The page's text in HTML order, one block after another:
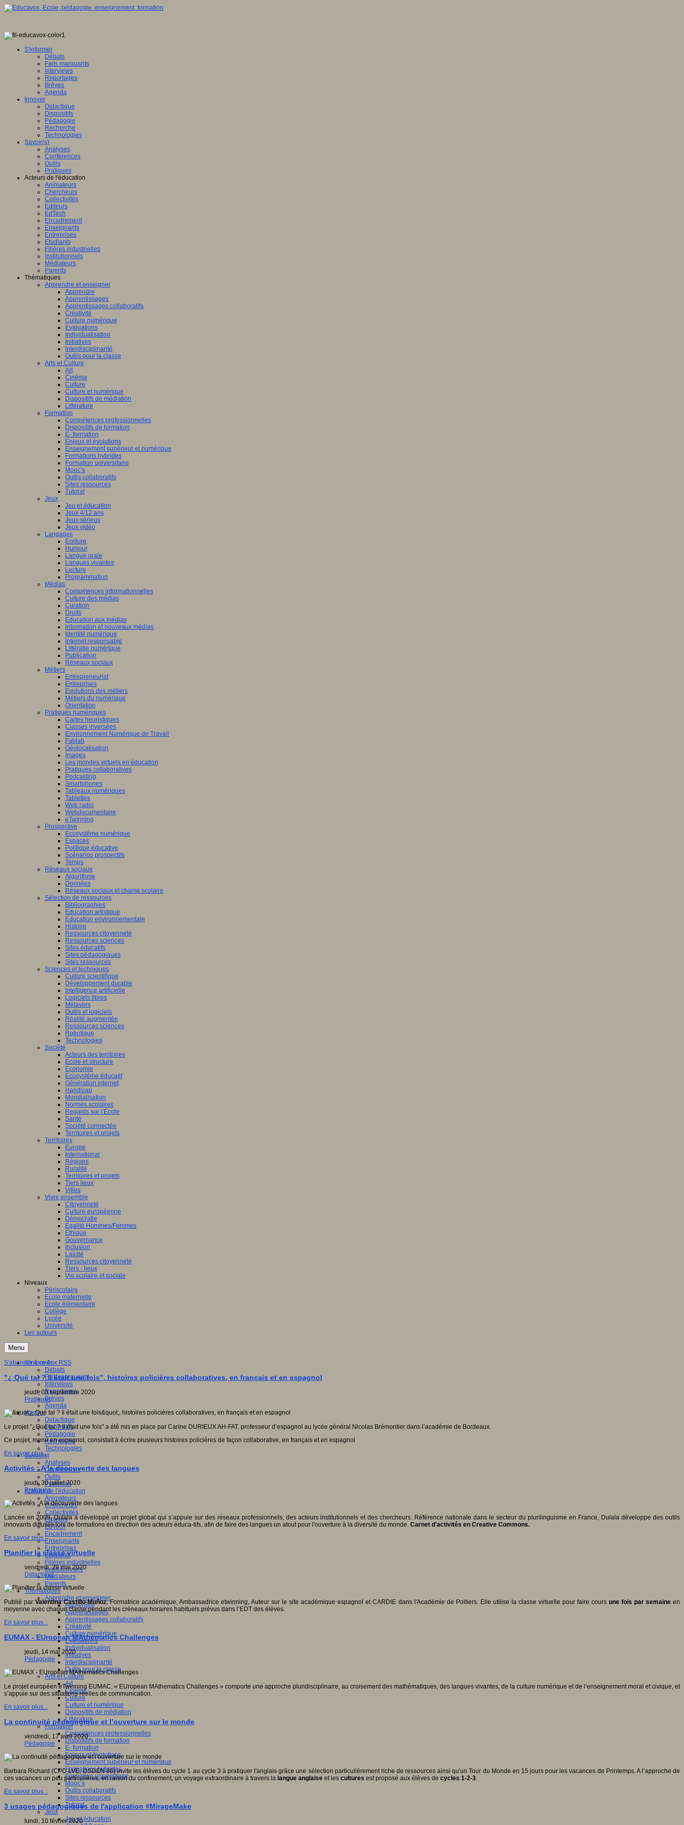
S'informer
Débats
Faits marquants
Interviews
Reportages
Brèves
Agenda
Innover
Didactique
Dispositifs
Pédagogie
Recherche
Technologies
Savoir(s)
Analyses
Conférences
Outils
Pratiques
Acteurs de l'éducation
Animateurs
Chercheurs
Collectivités
Editeurs
EdTech
Encadrement
Enseignants
Entreprises
Etudiants
Filières industrielles
Institutionnels
Médiateurs
Parents
Thématiques
Apprendre et enseigner
Apprendre
Apprentissages
Apprentissages collaboratifs
Créativité
Culture numérique
Evaluations
Individualisation
Initiatives
Interdisciplinarité
Outils pour la classe
Arts et Culture
Art
Cinéma
Culture
Culture et numérique
Dispositifs de médiation
Littérature
Formation
Compétences professionnelles
Dispositifs de formation
E- formation
Enjeux et évolutions
Enseignement supérieur et numérique
Formations hybrides
Formation universitaire
Mooc’s
Outils collaboratifs
Sites ressources
Tutorat
Jeux
Jeu et éducation
Jeux 4/12 ans
Jeux sérieux
Jeux vidéo
Langages
Ecriture
Humour
Langue orale
Langues vivantes
Lecture
Programmation
Médias
Compétences informationnelles
Culture des médias
Curation
Droits
Education aux médias
Information et nouveaux médias
Identité numérique
Internet responsable
Littératie numérique
Publication
Réseaux sociaux
Métiers
Entrepreneuriat
Entreprises
Evolutions des métiers
Métiers du numérique
Orientation
Pratiques numériques
Cartes heuristiques
Classes inversées
Environnement Numérique de Travail
Fablab
Géolocalisation
Images
Les mondes virtuels en éducation
Pratiques collaboratives
Podcasting
Smartphones
Tableaux numériques
Tablettes
Web radio
Webdocumentaire
eTwinning
Prospective
Ecosystème numérique
Espaces
Politique éducative
Scénarios prospectifs
Temps
Réseaux sociaux
Algorithme
Données
Réseaux sociaux et champ scolaire
Sélection de ressources
Bibliographies
Education artistique
Education environnementale
Histoire
Ressources citoyenneté
Ressources sciences
Sites éducatifs
Sites pédagogiques
Sites ressources
Sciences et techniques
Culture scientifique
Développement durable
Intelligence artificielle
Logiciels libres
Métavers
Outils et logiciels
Réalité augmentée
Ressources sciences
Robotique
Technologies
Société
Acteurs des territoires
Ecole et structure
Economie
Ecosystème éducatif
Génération internet
Handicap
Mondialisation
Normes scolaires
Regards sur l’Ecole
Santé
Société connectée
Territoires et projets
Territoires
Europe
International
Régions
Ruralité
Territoires et projets
Tiers lieux
Villes
Vivre ensemble
Citoyenneté
Culture européenne
Démocratie
Egalité Hommes/Femmes
Ethique
Gouvernance
Inclusion
Laïcité
Ressources citoyenneté
Tiers - lieux
Vie scolaire et sociale
Niveaux
Périscolaire
Ecole maternelle
Ecole élémentaire
Collège
Lycée
Université
Les auteurs
Menu
S'informer
Débats
Faits marquants
Interviews
Reportages
Brèves
Agenda
Innover
Didactique
Dispositifs
Pédagogie
Recherche
Technologies
Savoir(s)
Analyses
Conférences
Outils
Pratiques
Acteurs de l'éducation
Animateurs
Chercheurs
Collectivités
Editeurs
EdTech
Encadrement
Enseignants
Entreprises
Etudiants
Filières industrielles
Institutionnels
Médiateurs
Parents
Thématiques
Apprendre et enseigner
Apprendre
Apprentissages
Apprentissages collaboratifs
Créativité
Culture numérique
Evaluations
Individualisation
Initiatives
Interdisciplinarité
Outils pour la classe
Arts et Culture
Art
Cinéma
Culture
Culture et numérique
Dispositifs de médiation
Littérature
Formation
Compétences professionnelles
Dispositifs de formation
E- formation
Enjeux et évolutions
Enseignement supérieur et numérique
Formations hybrides
Formation universitaire
Mooc’s
Outils collaboratifs
Sites ressources
Tutorat
Jeux
Jeu et éducation
S'abonner à ce flux RSS
"¿ Qué tal ? Il était une fois", histoires policières collaboratives, en français et en espagnol
jeudi, 03 septembre 2020
Pratiques
Le projet "¿Qué tal ? Il était une fois" a été mis en place par Carine DURIEUX AH-FAT, professeur d’espagnol au lycée général Nicolas Brémontier dans l’académie de Bordeaux.
Ce projet, mené en espagnol, consistait à écrire plusieurs histoires policières de façon collaborative, en français et en espagnol
En savoir plus...
Activités : A la découverte des langues
jeudi, 30 juillet 2020
Pratiques
Lancée en 2009, Dulala a développé un projet global qui s’appuie sur des réseaux professionnels, des acteurs institutionnels et des chercheurs. Référence nationale dans le secteur du plurilinguisme en France, Dulala développe des outils
innovants diffusés lors de formations en direction des acteurs éduca-tifs, afin de faire des langues un atout pour l'ouverture à la diversité du monde. Carnet d'activités en Creative Commons.
En savoir plus...
Planifier la classe virtuelle
vendredi, 29 mai 2020
Didactique
Publié parValentina Castillo-Muñoz, Formatrice académique, Ambassadrice etwinning, Auteur sur le site académique espagnol et CARDIE dans l'Académie de Poitiers. Elle utilise la classe virtuelle pour faire cours une fois par semaineen
moyenne avec chaque classe pendant les créneaux horaires habituels prévus dans l’EDT des élèves.
En savoir plus...
EUMAX - EUropean MAthematics Challenges
jeudi, 14 mai 2020
Pédagogie
Le projet européen eTwinning EUMAC, « EUropean MAthematics Challenges » comporte une approche pluridisciplinaire, au croisement des mathématiques, des langues vivantes, de la culture numérique et de l’enseignement moral et civique, et
s’appuie sur des situations réelles de communication.
En savoir plus...
La continuité pédagogique et l’ouverture sur le monde
vendredi, 17 avril 2020
Pédagogie
Barbara Richard (CPD LVE, DSDEN 86) invite les élèves du cycle 1 au cycle 3 à pratiquer l'anglais grâce une sélection particulièrement riche de ressources ainsi qu'un Tour du Monde en 15 jours pour les vacances de Printemps. A l’approche de
ces vacances un peu particulières, en raison du confinement, un voyage extraordinaire à travers la langue anglaise et les cultures est proposé aux élèves de cycles 1-2-3.
En savoir plus...
3 usages pédagogiques de l'application #MirageMake
lundi, 10 février 2020